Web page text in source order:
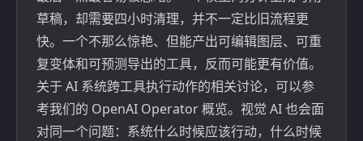
草稿，却需要四小时清理，并不一定比旧流程更
快。一个不那么惊艳、但能产出可编辑图层、可重
复变体和可预测导出的工具，反而可能更有价值。
关于 AI 系统跨工具执行动作的相关讨论，可以参
考我们的 OpenAI Operator 概览。视觉 AI 也会面
对同一个问题：系统什么时候应该行动，什么时候